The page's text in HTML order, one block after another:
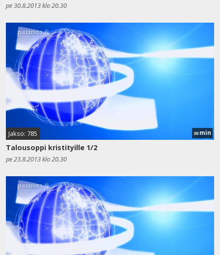
pe 30.8.2013 klo 20.30
Jakso: 785 30 min
Talousoppi kristityille 1/2
pe 23.8.2013 klo 20.30